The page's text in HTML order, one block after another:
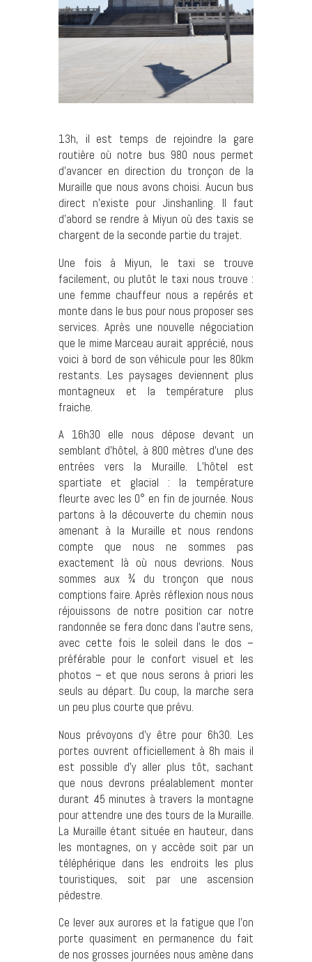
13h, il est temps de rejoindre la gare
routière où notre bus 980 nous permet
d’avancer en direction du tronçon de la
Muraille que nous avons choisi. Aucun bus
direct n’existe pour Jinshanling. Il faut
d’abord se rendre à Miyun où des taxis se
chargent de la seconde partie du trajet.
Une fois à Miyun, le taxi se trouve
facilement, ou plutôt le taxi nous trouve :
une femme chauffeur nous a repérés et
monte dans le bus pour nous proposer ses
services. Après une nouvelle négociation
que le mime Marceau aurait apprécié, nous
voici à bord de son véhicule pour les 80km
restants. Les paysages deviennent plus
montagneux et la température plus
fraiche.
A 16h30 elle nous dépose devant un
semblant d’hôtel, à 800 mètres d’une des
entrées vers la Muraille. L’hôtel est
spartiate et glacial : la température
fleurte avec les 0° en fin de journée. Nous
partons à la découverte du chemin nous
amenant à la Muraille et nous rendons
compte que nous ne sommes pas
exactement là où nous devrions. Nous
sommes aux ¾ du tronçon que nous
comptions faire. Après réflexion nous nous
réjouissons de notre position car notre
randonnée se fera donc dans l’autre sens,
avec cette fois le soleil dans le dos –
préférable pour le confort visuel et les
photos – et que nous serons à priori les
seuls au départ. Du coup, la marche sera
un peu plus courte que prévu.
Nous prévoyons d’y être pour 6h30. Les
portes ouvrent officiellement à 8h mais il
est possible d’y aller plus tôt, sachant
que nous devrons préalablement monter
durant 45 minutes à travers la montagne
pour attendre une des tours de la Muraille.
La Muraille étant située en hauteur, dans
les montagnes, on y accède soit par un
téléphérique dans les endroits les plus
touristiques, soit par une ascension
pédestre.
Ce lever aux aurores et la fatigue que l’on
porte quasiment en permanence du fait
de nos grosses journées nous amène dans